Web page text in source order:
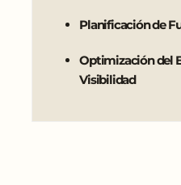
Planificación de
Optimización del
Visibilidad